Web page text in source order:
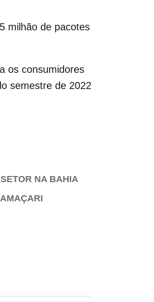
milhão de pacotes
os consumidores
semestre de 2022
NA BAHIA